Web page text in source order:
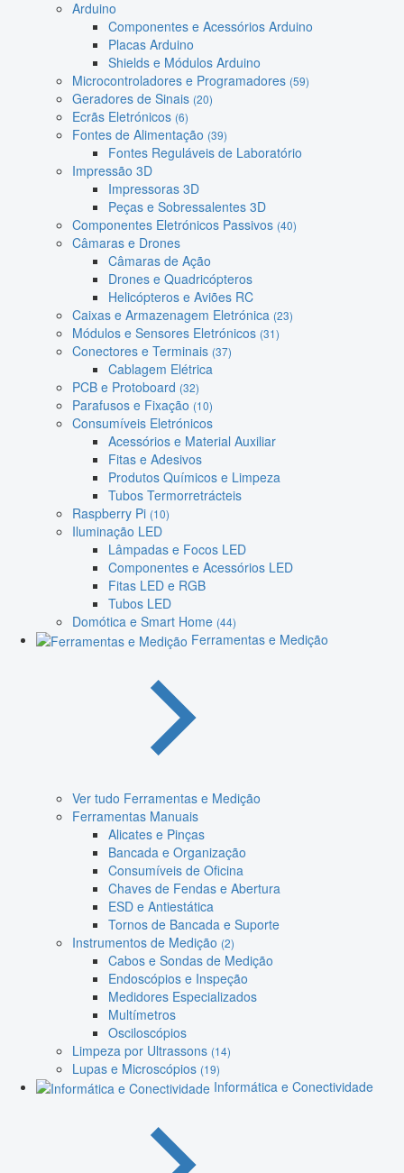
Arduino
Componentes e Acessórios Arduino
Placas Arduino
Shields e Módulos Arduino
Microcontroladores e Programadores (59)
Geradores de Sinais (20)
Ecrãs Eletrónicos (6)
Fontes de Alimentação (39)
Fontes Reguláveis de Laboratório
Impressão 3D
Impressoras 3D
Peças e Sobressalentes 3D
Componentes Eletrónicos Passivos (40)
Câmaras e Drones
Câmaras de Ação
Drones e Quadricópteros
Helicópteros e Aviões RC
Caixas e Armazenagem Eletrónica (23)
Módulos e Sensores Eletrónicos (31)
Conectores e Terminais (37)
Cablagem Elétrica
PCB e Protoboard (32)
Parafusos e Fixação (10)
Consumíveis Eletrónicos
Acessórios e Material Auxiliar
Fitas e Adesivos
Produtos Químicos e Limpeza
Tubos Termorretrácteis
Raspberry Pi (10)
Iluminação LED
Lâmpadas e Focos LED
Componentes e Acessórios LED
Fitas LED e RGB
Tubos LED
Domótica e Smart Home (44)
Ferramentas e Medição
Ver tudo Ferramentas e Medição
Ferramentas Manuais
Alicates e Pinças
Bancada e Organização
Consumíveis de Oficina
Chaves de Fendas e Abertura
ESD e Antiestática
Tornos de Bancada e Suporte
Instrumentos de Medição (2)
Cabos e Sondas de Medição
Endoscópios e Inspeção
Medidores Especializados
Multímetros
Osciloscópios
Limpeza por Ultrassons (14)
Lupas e Microscópios (19)
Informática e Conectividade